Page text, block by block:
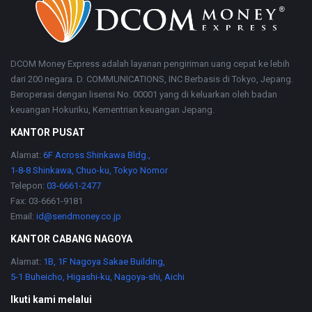
DCOM Money Express adalah layanan pengiriman uang cepat ke lebih
dari 200 negara. D. COMMUNICATIONS, INC Berbasis di Tokyo, Jepang.
Beroperasi dengan lisensi No. 00001 yang di keluarkan oleh badan
keuangan Hokuriku, Kementrian keuangan Jepang.
KANTOR PUSAT
Alamat: 6F Across Shinkawa Bldg.,
1-8-8 Shinkawa, Chuo-ku, Tokyo Nomor
Telepon: 03-6661-2477
Fax: 03-6661-9181
Email: id@sendmoney.co.jp
KANTOR CABANG NAGOYA
Alamat: 1B, 1F Nagoya Sakae Building,
5-1 Buheicho, Higashi-ku, Nagoya-shi, Aichi
Ikuti kami melalui